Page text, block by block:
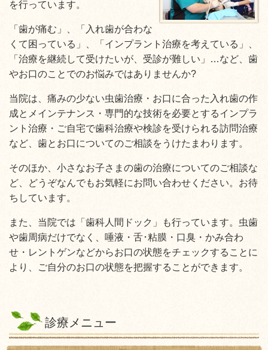
を行っています。
「歯が痛む」、「入れ歯が合わな
くて困っている」、「インプラント治療を考えている」、
「治療を継続して受けたいが、受診が難しい」…など、歯
やお口のことでのお悩みではありませんか?
当院は、痛みの少ない虫歯治療・お口に合った入れ歯の作
成とメインテナンス・専門的な技術を必要とするインプラ
ント治療・ご自宅で歯科治療や検診を受けられる訪問治療
など、歯とお口についてのご相談をうけたまわります。
そのほか、小さなお子さまの歯の治療についてのご相談な
ど、どうぞなんでもお気軽にお問い合わせください。お待
ちしています。
また、当院では「 歯科人間ドック」も行っています。虫歯
や歯周病だけでなく、唾液・舌･粘膜・口臭・かみ合わ
せ・レントゲンなどからお口の状態をチェックすることに
より、ご自分のお口の状態を把握することができます。
診療メニュー